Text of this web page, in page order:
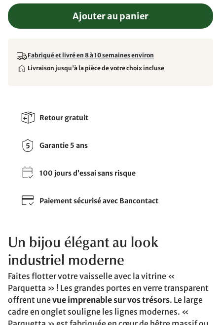
Ajouter au panier
Fabriqué et livré en 8 à 10 semaines environ
Livraison jusqu'à la pièce de votre choix incluse
Retour gratuit
Garantie 5 ans
100 jours d’essai sans risque
Paiement sécurisé avec Bancontact
Un bijou élégant au look
industriel moderne
Faites flotter votre vaisselle avec la vitrine «
Parquetta » ! Les grandes portes en verre transparent
offrent unevue imprenable sur vos trésors. Le large
cadre en onglet souligne les lignes modernes. «